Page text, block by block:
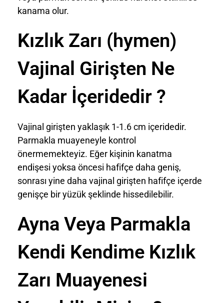
kanama olur.
Kızlık Zarı (hymen)
Vajinal Girişten Ne
Kadar İçeridedir ?
Vajinal girişten yaklaşık 1-1.6 cm içeridedir.
Parmakla muayeneyle kontrol
önermemekteyiz. Eğer kişinin kanatma
endişesi yoksa öncesi hafifçe daha geniş,
sonrası yine daha vajinal girişten hafifçe içerde
genişçe bir yüzük şeklinde hissedilebilir.
Ayna Veya Parmakla
Kendi Kendime Kızlık
Zarı Muayenesi